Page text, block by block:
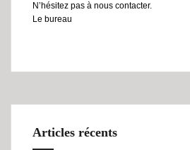
N’hésitez pas à nous contacter.
Le bureau
Articles récents